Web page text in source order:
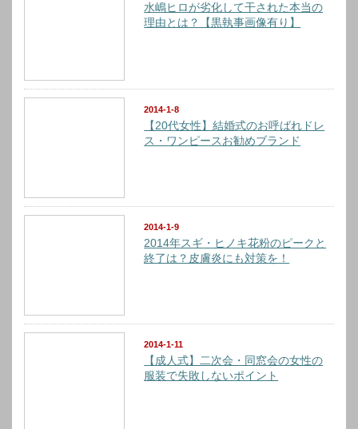
水嶋ヒロが劣化して干された本当の
理由とは？【黒執事画像有り】
2014-1-8
【20代女性】結婚式のお呼ばれドレ
ス・ワンピースお勧めブランド
2014-1-9
2014年スギ・ヒノキ花粉のピークと
終了は？皮膚炎にも対策を！
2014-1-11
【成人式】二次会・同窓会の女性の
服装で失敗しないポイント